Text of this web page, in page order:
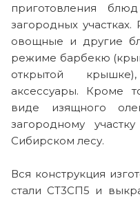
приготовления
загородных
овощные и другие
режиме барбекю
открытой
аксессуары. Кроме
виде изящного
загородному
Сибирском лесу.
Вся конструкция
стали СТ3СП5 и